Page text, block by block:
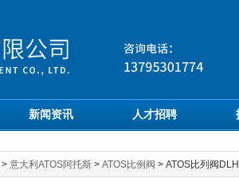
新闻资讯 人才招聘
> 意大利ATOS阿托斯 > ATOS比例阀 > ATOS比列阀